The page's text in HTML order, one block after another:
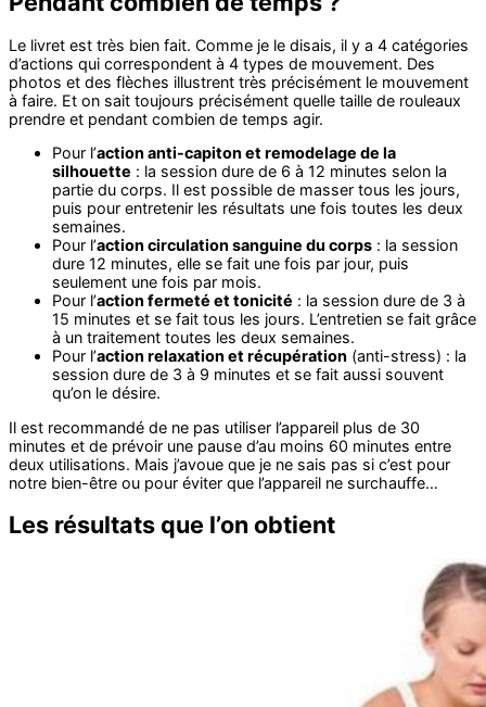
Le livret est très bien fait. Comme je le disais, il y a 4 catégories
d’actions qui correspondent à 4 types de mouvement. Des
photos et des flèches illustrent très précisément le mouvement
à faire. Et on sait toujours précisément quelle taille de rouleaux
prendre et pendant combien de temps agir.
Pour l’action anti-capiton et remodelage de la
silhouette : la session dure de 6 à 12 minutes selon la
partie du corps. Il est possible de masser tous les jours,
puis pour entretenir les résultats une fois toutes les deux
semaines.
Pour l’action circulation sanguine du corps : la session
dure 12 minutes, elle se fait une fois par jour, puis
seulement une fois par mois.
Pour l’action fermeté et tonicité : la session dure de 3 à
15 minutes et se fait tous les jours. L’entretien se fait grâce
à un traitement toutes les deux semaines.
Pour l’action relaxation et récupération (anti-stress) : la
session dure de 3 à 9 minutes et se fait aussi souvent
qu’on le désire.
Il est recommandé de ne pas utiliser l’appareil plus de 30
minutes et de prévoir une pause d’au moins 60 minutes entre
deux utilisations. Mais j’avoue que je ne sais pas si c’est pour
notre bien-être ou pour éviter que l’appareil ne surchauffe…
Les résultats que l’on obtient